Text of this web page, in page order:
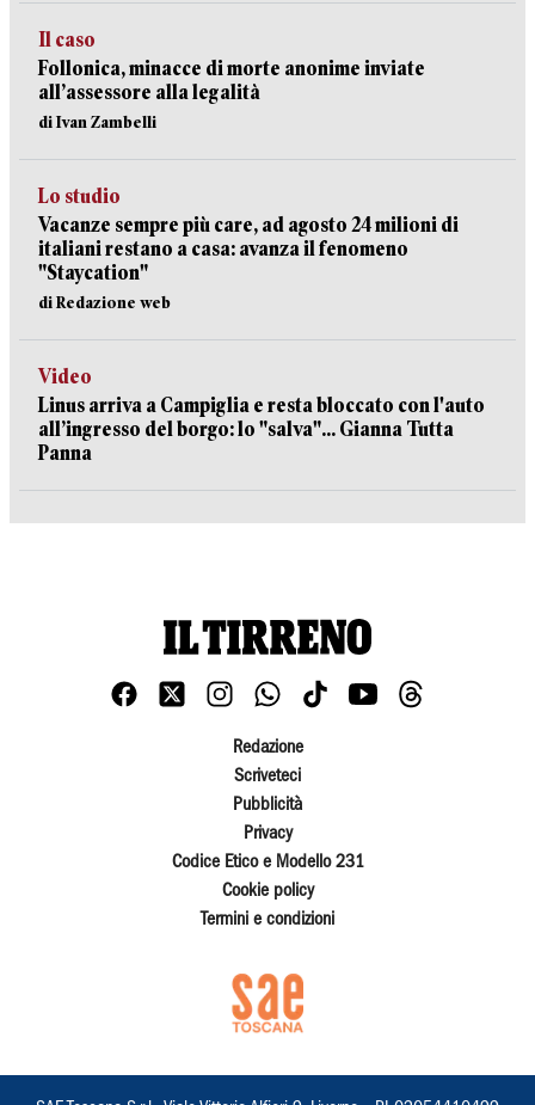
Il caso
Follonica, minacce di morte anonime inviate
all’assessore alla legalità
di Ivan Zambelli
Lo studio
Vacanze sempre più care, ad agosto 24 milioni di
italiani restano a casa: avanza il fenomeno
"Staycation"
di Redazione web
Video
Linus arriva a Campiglia e resta bloccato con l'auto
all’ingresso del borgo: lo "salva"... Gianna Tutta
Panna
Redazione
Scriveteci
Pubblicità
Privacy
Codice Etico e Modello 231
Cookie policy
Termini e condizioni